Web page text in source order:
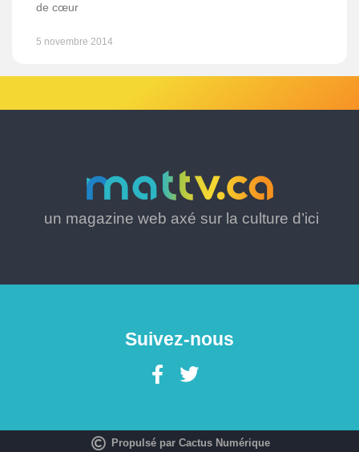
de cœur
5 novembre 2014
un magazine web axé sur la culture d’ici
Suivez-nous
Propulsé par Cactus Numérique